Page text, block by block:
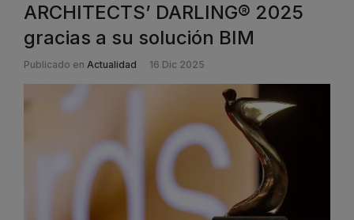
ARCHITECTS’ DARLING® 2025
gracias a su solución BIM
Publicado en Actualidad 16 Dic 2025